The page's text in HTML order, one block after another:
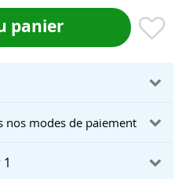
panier
nos modes de paiement